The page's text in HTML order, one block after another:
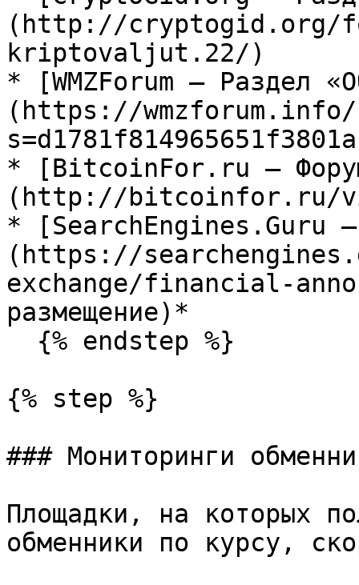
(http://cryptogid.org/
kriptovaljut.22/)
* [WMZForum — Раздел
(https://wmzforum.info/
* [BitcoinFor.ru —
(http://bitcoinfor.ru/
* [SearchEngines.Guru —
(https://
exchange/financial-
размещение)*
{% step %}
### Мониторинги
Площадки, на которых
обменники по курсу,